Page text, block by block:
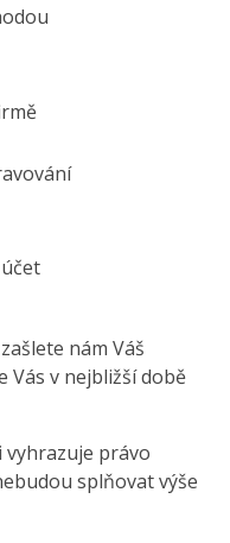
nám Váš
Vás v nejbližší době
vyhrazuje právo
splňovat výše